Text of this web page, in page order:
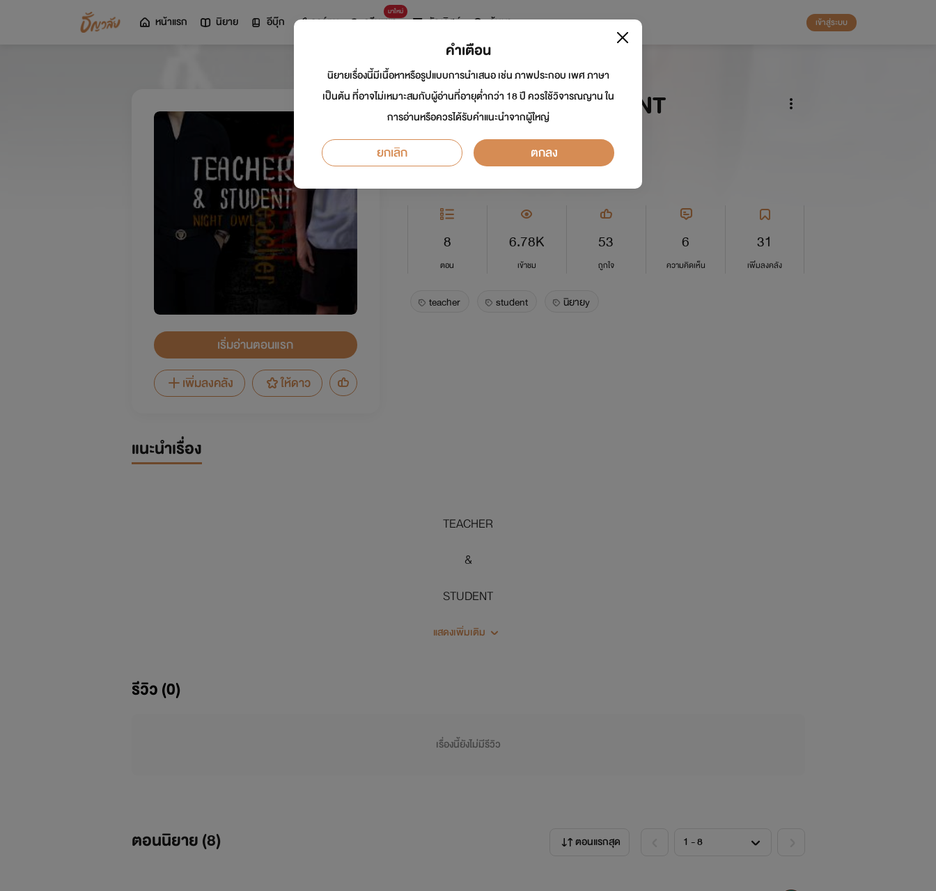
หน้าแรก นิยาย อีบุ๊ก การ์ตูน
มาใหม่
ดรีมแชท ธัญลิสต์ ค้นหา เข้าสู่ระบบ
เริ่มอ่านตอนแรก
เพิ่มลงคลัง
ให้ดาว
TEACHER & STUDENT
นักเขียน:NIGHT OWL
Y
8
ตอน
6.78K
เข้าชม
53
ถูกใจ
6
ความคิดเห็น
31
เพิ่มลงคลัง
teacher student นิยายy
แนะนำเรื่อง
TEACHER
&
STUDENT
นิยายเรื่องนี้ถูกสร้างขึ้นมาจากจินตนาการของผู้เขียน ทั้งชื่อตัวละคร ชื่อสถานที่ต่างๆ และสถานการณ์ที่ปรากฎในเรื่อง มิได้มีเจตนาสร้างความเสื่อม
แสดงเพิ่มเติม
รีวิว (0)
เรื่องนี้ยังไม่มีรีวิว
ตอนนิยาย (8) ตอนแรกสุด
คำเตือน
นิยายเรื่องนี้มีเนื้อหาหรือรูปแบบการนำเสนอ เช่น ภาพประกอบ เพศ ภาษา
เป็นต้น ที่อาจไม่เหมาะสมกับผู้อ่านที่อายุต่ำกว่า 18 ปี ควรใช้วิจารณญาน ใน
การอ่านหรือควรได้รับคำแนะนำจากผู้ใหญ่
ยกเลิก ตกลง